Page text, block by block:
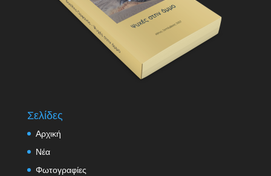
Σελίδες
Αρχική
Νέα
Φωτογραφίες